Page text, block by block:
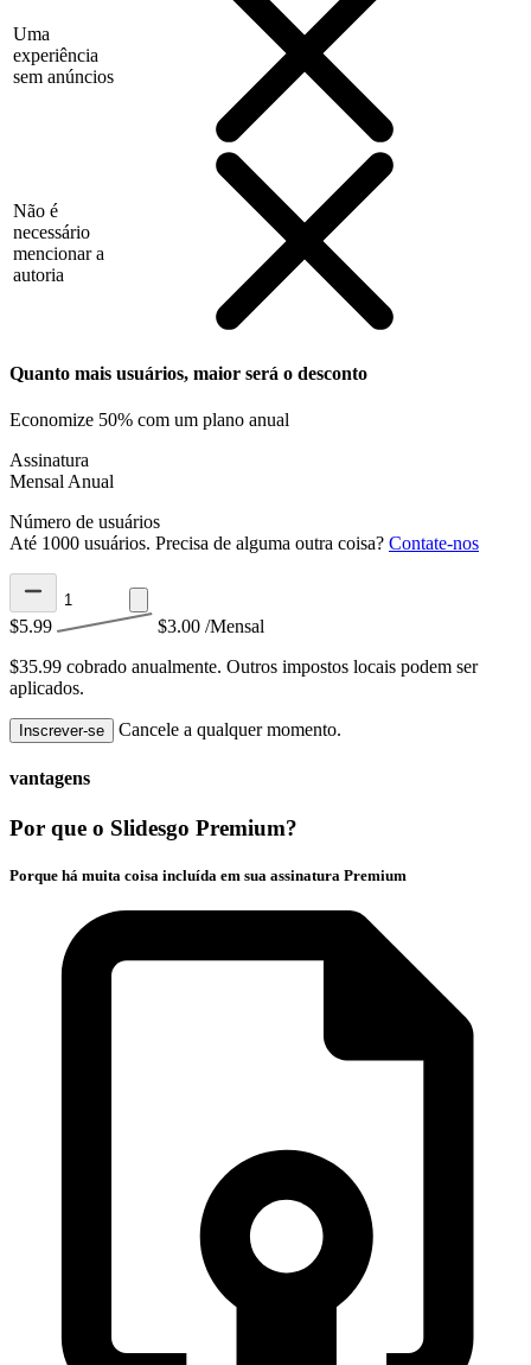
Uma
experiência
sem anúncios
Não é
necessário
mencionar a
autoria
Quanto mais usuários, maior será o desconto
Economize 50% com um plano anual
Assinatura
Mensal Anual
Número de usuários
Até 1000 usuários. Precisa de alguma outra coisa? Contate-nos
$5.99 $3.00 /Mensal
$35.99 cobrado anualmente. Outros impostos locais podem ser
aplicados.
Inscrever-se Cancele a qualquer momento.
vantagens
Por que o Slidesgo Premium?
Porque há muita coisa incluída em sua assinatura Premium